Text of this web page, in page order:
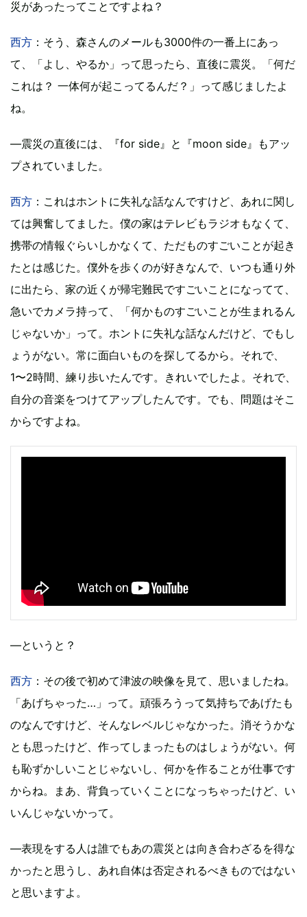
災があったってことですよね？
西方 ：そう、森さんのメールも3000件の一番上にあっ
て、「よし、やるか」って思ったら、直後に震災。「何だ
これは？ 一体何が起こってるんだ？」って感じましたよ
ね。
―震災の直後には、『for side』と『moon side』もアッ
プされていました。
西方 ：これはホントに失礼な話なんですけど、あれに関し
ては興奮してました。僕の家はテレビもラジオもなくて、
携帯の情報ぐらいしかなくて、ただものすごいことが起き
たとは感じた。僕外を歩くのが好きなんで、いつも通り外
に出たら、家の近くが帰宅難民ですごいことになってて、
急いでカメラ持って、「何かものすごいことが生まれるん
じゃないか」って。ホントに失礼な話なんだけど、でもし
ょうがない。常に面白いものを探してるから。それで、
1〜2時間、練り歩いたんです。きれいでしたよ。それで、
自分の音楽をつけてアップしたんです。でも、問題はそこ
からですよね。
―というと？
西方 ：その後で初めて津波の映像を見て、思いましたね。
「あげちゃった…」って。頑張ろうって気持ちであげたも
のなんですけど、そんなレベルじゃなかった。消そうかな
とも思ったけど、作ってしまったものはしょうがない。何
も恥ずかしいことじゃないし、何かを作ることが仕事です
からね。まあ、背負っていくことになっちゃったけど、い
いんじゃないかって。
―表現をする人は誰でもあの震災とは向き合わざるを得な
かったと思うし、あれ自体は否定されるべきものではない
と思いますよ。